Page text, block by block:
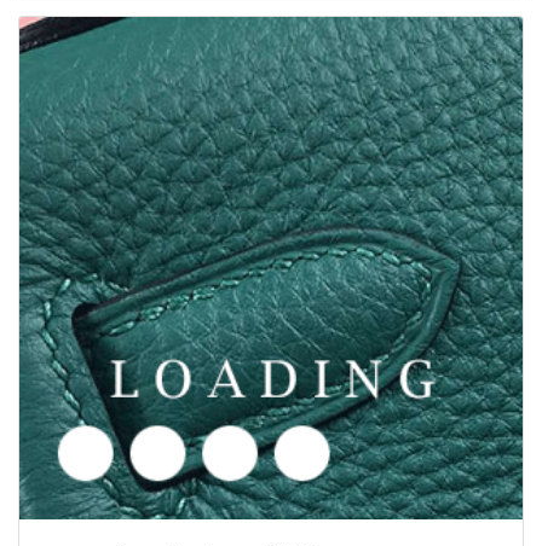
5847399/Children's clothes alkaen PUMA
Tarjouspyyntö